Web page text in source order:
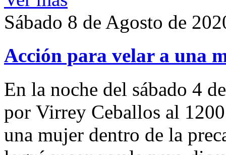
Sábado 8 de Agosto de
Acción para velar a una
En la noche del sábado 4
por Virrey Ceballos al
una mujer dentro de la